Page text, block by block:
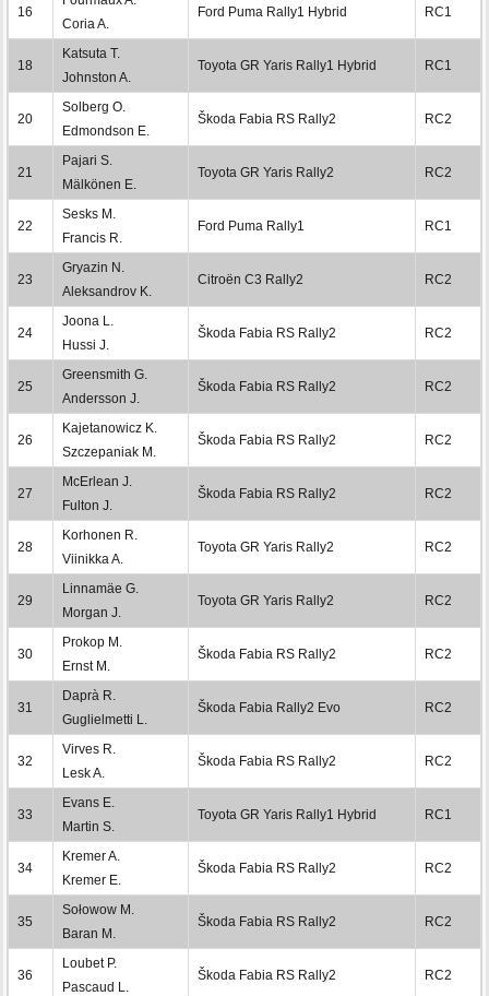
16
Coria A.
Ford Puma Rally1 Hybrid RC1
18
Katsuta T.
Johnston A.
Toyota GR Yaris Rally1 Hybrid RC1
20
Solberg O.
Edmondson E.
Škoda Fabia RS Rally2 RC2
21
Pajari S.
Mälkönen E.
Toyota GR Yaris Rally2 RC2
22
Sesks M.
Francis R.
Ford Puma Rally1 RC1
23
Gryazin N.
Aleksandrov K.
Citroën C3 Rally2 RC2
24
Joona L.
Hussi J.
Škoda Fabia RS Rally2 RC2
25
Greensmith G.
Andersson J.
Škoda Fabia RS Rally2 RC2
26
Kajetanowicz K.
Szczepaniak M.
Škoda Fabia RS Rally2 RC2
27
McErlean J.
Fulton J.
Škoda Fabia RS Rally2 RC2
28
Korhonen R.
Viinikka A.
Toyota GR Yaris Rally2 RC2
29
Linnamäe G.
Morgan J.
Toyota GR Yaris Rally2 RC2
30
Prokop M.
Ernst M.
Škoda Fabia RS Rally2 RC2
31
Daprà R.
Guglielmetti L.
Škoda Fabia Rally2 Evo RC2
32
Virves R.
Lesk A.
Škoda Fabia RS Rally2 RC2
33
Evans E.
Martin S.
Toyota GR Yaris Rally1 Hybrid RC1
34
Kremer A.
Kremer E.
Škoda Fabia RS Rally2 RC2
35
Sołowow M.
Baran M.
Škoda Fabia RS Rally2 RC2
36
Loubet P.
Pascaud L.
Škoda Fabia RS Rally2 RC2